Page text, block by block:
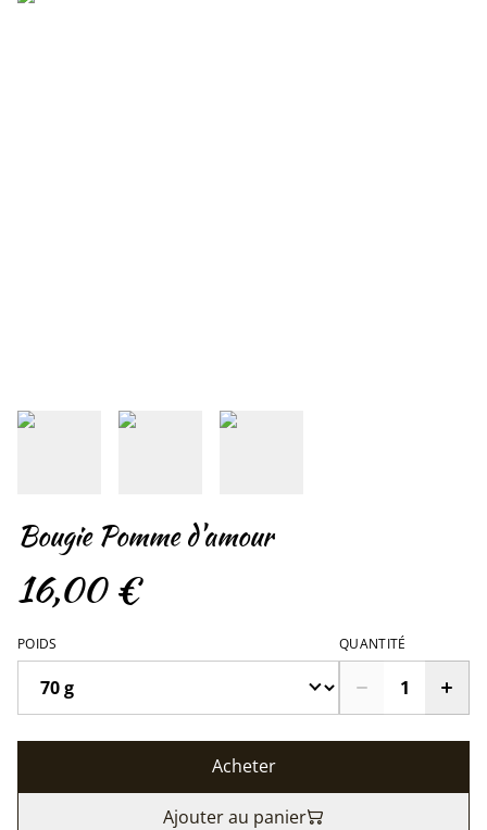
Bougie Pomme d'amour
16,00 €
POIDS QUANTITÉ
Acheter
Ajouter au panier